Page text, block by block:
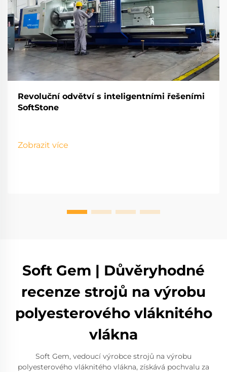
Revoluční odvětví s inteligentními řešeními
SoftStone
Zobrazit více
Soft Gem | Důvěryhodné
recenze strojů na výrobu
polyesterového vláknitého
vlákna
Soft Gem, vedoucí výrobce strojů na výrobu
polyesterového vláknitého vlákna, získává pochvalu za